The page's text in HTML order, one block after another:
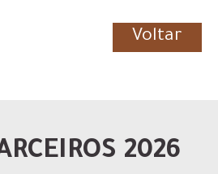
Voltar
2026